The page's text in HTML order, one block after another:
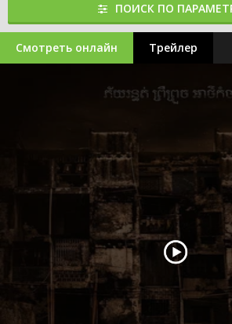
ПОИСК ПО
Смотреть онлайн Трейлер